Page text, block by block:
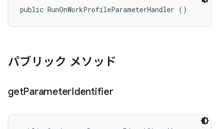
public RunOnWorkProfileParameterHandler ()
パブリック メソッド
getParameterIdentifier